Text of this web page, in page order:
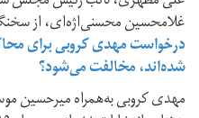
غلامحسین محسنی‌اژه‌ای، از
درخواست مهدی کروبی برای
شده‌اند، مخالفت می‌شود؟
مهدی کروبی به‌همراه میرحسین